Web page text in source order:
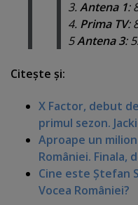
3. Antena 1:
4. Prima TV:
5Antena 3:
Citeşte şi:
X Factor, debut
primul sezon.
Aproape un
României. Finala,
Cine este Ştefan
Vocea României?